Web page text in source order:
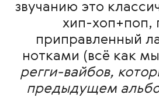
звучанию это
хип-хоп+поп,
приправленный
нотками (всё как
регги-вайбов,
предыдущем